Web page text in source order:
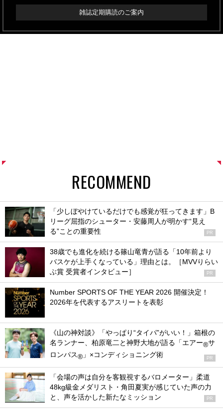
雑誌定期購読のご案内
RECOMMEND
「少しぼやけているだけでも感覚が狂ってきます」B
リーグ屈指のシューター・安藤周人が明かす“見え
る”ことの重要性
PR
38歳でも進化を続ける篠山竜青が語る「10年前より
バスケが上手くなっている」理由とは。［MVVりらい
ぶ賞 受賞者インタビュー］
PR
Number SPORTS OF THE YEAR 2026 開催決定！
2026年を代表するアスリートを表彰
《山の神対談》「やっぱり“タイパ”がいい！」箱根の
名ランナー、柏原竜二と神野大地が語る「エアー®サ
ロンパス® 」×コンディショニング術 PR
「会場の声は自分を客観視するバロメーター」柔道
48kg級金メダリスト・角田夏実が感じていた声の力
と、声を活かした新たなミッション
PR